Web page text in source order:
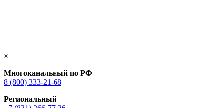
×
Многоканальный по РФ
8 (800) 333‑21-68
Региональный